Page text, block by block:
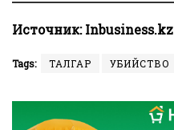
Источник:Inbusiness.kz
Tags: ТАЛГАР УБИЙСТВО